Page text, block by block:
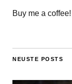
Buy me a coffee!
NEUSTE POSTS